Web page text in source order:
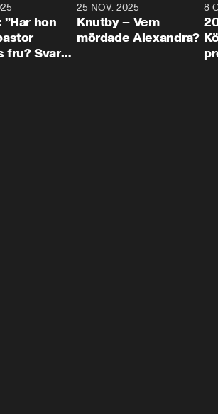
hon
fru? Svar
31:05
25 NOV. 2025
Knutby – Vem
mördade Alexandra?
8